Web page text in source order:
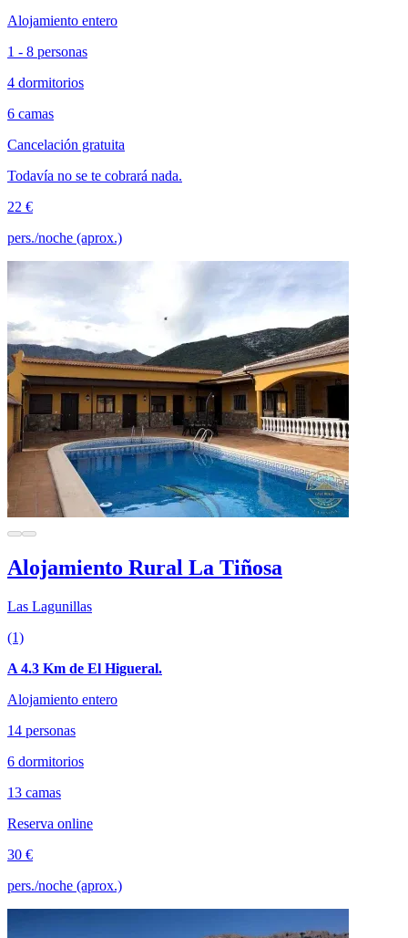
Alojamiento entero
1 - 8 personas
4 dormitorios
6 camas
Cancelación gratuita
Todavía no se te cobrará nada.
22 €
pers./noche (aprox.)
Alojamiento Rural La Tiñosa
Las Lagunillas
(1)
A 4.3 Km de El Higueral.
Alojamiento entero
14 personas
6 dormitorios
13 camas
Reserva online
30 €
pers./noche (aprox.)